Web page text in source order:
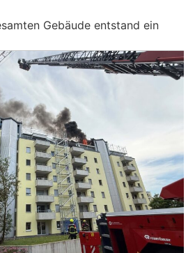
Gebäude entstand ein